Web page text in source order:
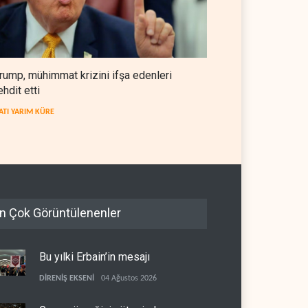
mühimmat krizini ifşa edenleri
etti
YARIM KÜRE
Çok Görüntülenenler
Bu yılki Erbain’in mesajı
DİRENİŞ EKSENİ 04 Ağustos 2026